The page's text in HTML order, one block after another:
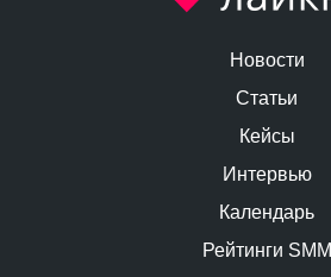
Новости
Статьи
Кейсы
Интервью
Календарь
Рейтинги SMM